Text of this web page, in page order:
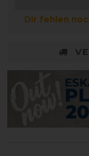
Dir fehlen